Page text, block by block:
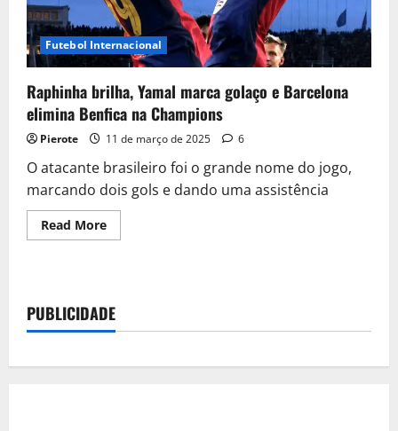
Futebol Internacional
Raphinha brilha, Yamal marca golaço e Barcelona
elimina Benfica na Champions
Pierote 11 de março de 2025 6
O atacante brasileiro foi o grande nome do jogo,
marcando dois gols e dando uma assistência
Read MoreRead
more
golaço
e
Barcelona
PUBLICIDADE